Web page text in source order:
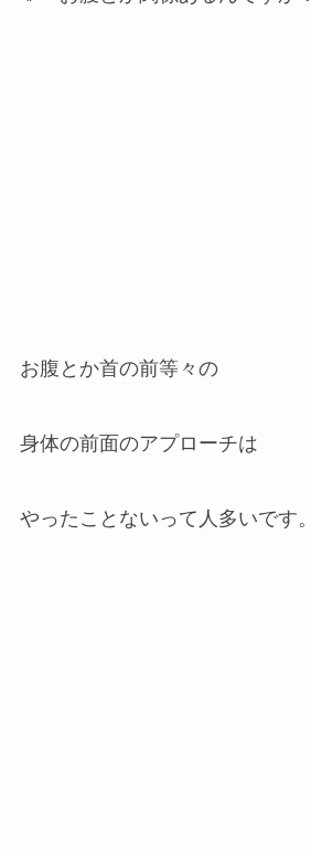
お腹とか首の前等々の
身体の前面のアプローチは
やったことないって人多いです。